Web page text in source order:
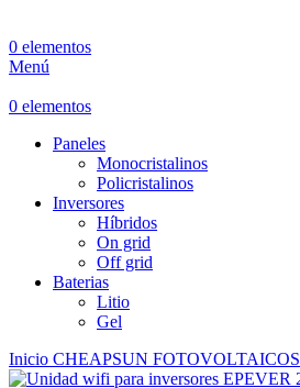
0 elementos
Menú
0 elementos
Paneles
Monocristalinos
Policristalinos
Inversores
Híbridos
On grid
Off grid
Baterias
Litio
Gel
Inicio CHEAPSUN FOTOVOLTAICOS